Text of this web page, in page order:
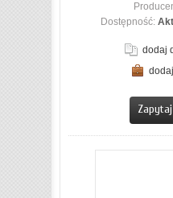
Dostępność:
dodaj